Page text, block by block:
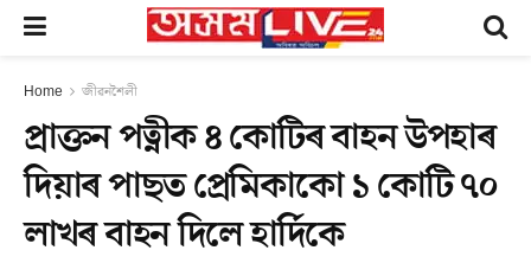
Home জীৱনশৈলী
প্ৰাক্তন পত্নীক ৪ কোটিৰ বাহন উপহাৰ
দিয়াৰ পাছত প্ৰেমিকাকো ১ কোটি ৭০
লাখৰ বাহন দিলে হাৰ্দিকে